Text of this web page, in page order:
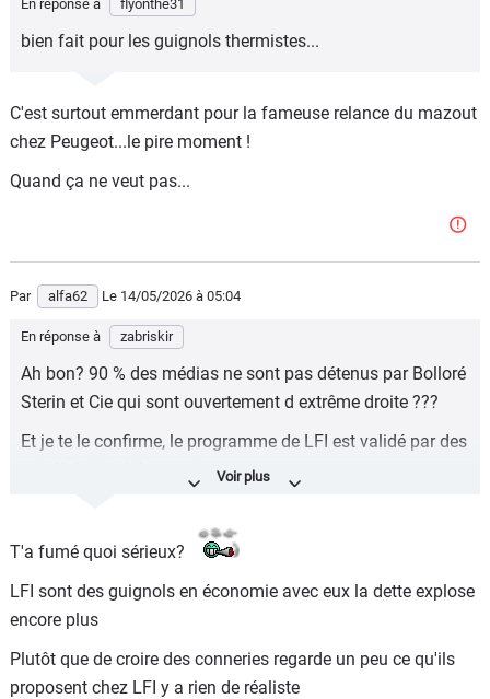
En réponse à flyonthe31
bien fait pour les guignols thermistes...
C'est surtout emmerdant pour la fameuse relance du mazout
chez Peugeot...le pire moment !
Quand ça ne veut pas...
Par alfa62 Le 14/05/2026 à 05:04
En réponse à zabriskir
Ah bon? 90 % des médias ne sont pas détenus par Bolloré
Sterin et Cie qui sont ouvertement d extrême droite ???
Et je te le confirme, le programme de LFI est validé par des
argumenter comme font tous tes copains, mais c est
T'a fumé quoi sérieux?
LFI sont des guignols en économie avec eux la dette explose
encore plus
Plutôt que de croire des conneries regarde un peu ce qu'ils
proposent chez LFI y a rien de réaliste